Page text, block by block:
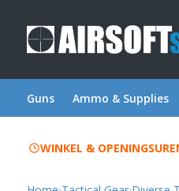
Guns Ammo & Supplies
WINKEL &